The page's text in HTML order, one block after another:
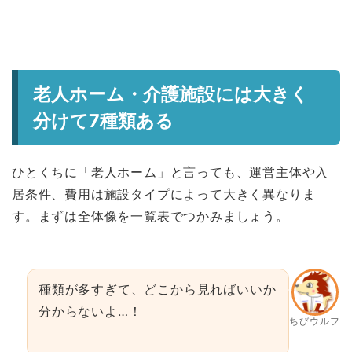
老人ホーム・介護施設には大きく
分けて7種類ある
ひとくちに「老人ホーム」と言っても、運営主体や入
居条件、費用は施設タイプによって大きく異なりま
す。まずは全体像を一覧表でつかみましょう。
ちびウルフ
種類が多すぎて、どこから見ればいいか
分からないよ…！